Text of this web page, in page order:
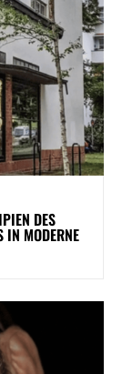
DES
IN MODERNE